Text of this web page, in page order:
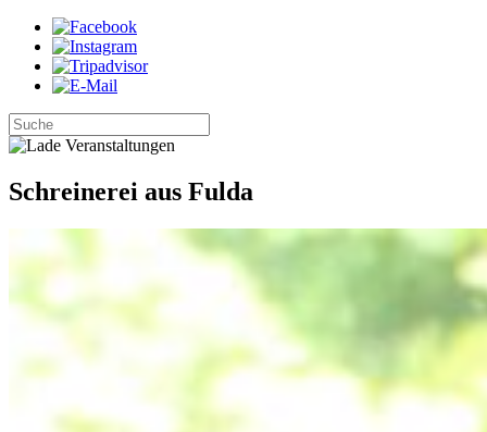
Schreinerei aus Fulda